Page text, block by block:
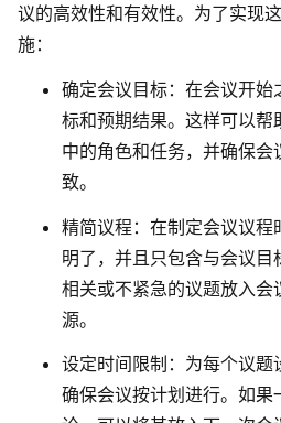
议的高效性和有效性。为了实现
施：
确定会议目标：在会议开始
标和预期结果。这样可以帮
中的角色和任务，并确保
致。
精简议程：在制定会议议
明了，并且只包含与会议
相关或不紧急的议题放入会
源。
设定时间限制：为每个议题
确保会议按计划进行。如